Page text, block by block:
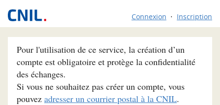
Connexion Inscription
Pour l'utilisation de ce service, la création d’un
compte est obligatoire et protège la confidentialité
des échanges.
Si vous ne souhaitez pas créer un compte, vous
pouvez adresser un courrier postal à la CNIL.